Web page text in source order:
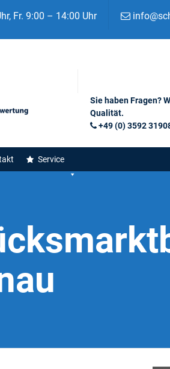
Fr. 9:00 – 14:00 Uhr
Sie haben Fragen?
Qualität.
+49 (0) 3592
Service